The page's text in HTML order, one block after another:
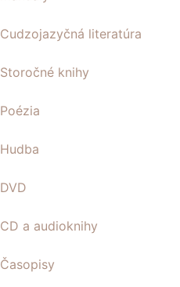
Cudzojazyčná literatúra
Storočné knihy
Poézia
Hudba
DVD
CD a audioknihy
Časopisy